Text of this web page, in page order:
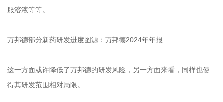
服溶液等等。
万邦德部分新药研发进度图源：万邦德2024年年报
这一方面或许降低了万邦德的研发风险，另一方面来看，同样也使
得其研发范围相对局限。